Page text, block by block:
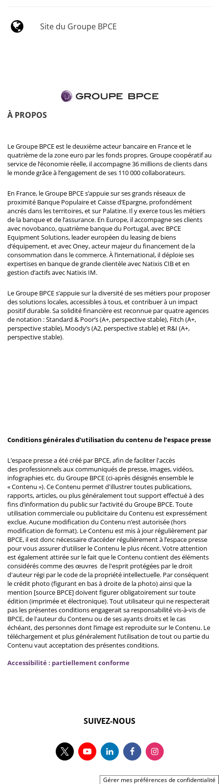
Site du Groupe BPCE
À PROPOS
Le Groupe BPCE est le deuxième acteur bancaire en France et le
quatrième de la zone euro par les fonds propres. Groupe coopératif au
service de l’économie réelle, il accompagne 36 millions de clients dans
le monde grâce à l’engagement de ses 110 000 collaborateurs.
En France, le Groupe BPCE s’appuie sur ses grands réseaux de
proximité Banque Populaire et Caisse d’Epargne, profondément
ancrés dans les territoires, et sur Palatine. Il y exerce tous les métiers
de la banque et de l’assurance. En Europe, il accompagne ses clients
avec novobanco, quatrième banque du Portugal, avec BPCE
Equipment Solutions, leader européen du leasing de biens
d’équipement, et avec Oney, acteur majeur du financement de la
consommation dans le commerce. À l’international, il déploie ses
expertises en banque de grande clientèle avec Natixis CIB et en
gestion d’actifs avec Natixis IM.
Le Groupe BPCE s’appuie sur la diversité de ses métiers pour proposer
des solutions locales, accessibles à tous, et contribuer à un impact
positif durable. Sa solidité financière est reconnue par quatre agences
de notation : Standard & Poor’s (A+, perspective stable), Fitch (A+,
perspective stable), Moody’s (A2, perspective stable) et R&I (A+,
perspective stable).
Conditions générales d'utilisation du contenu de l’espace presse
L’espace presse a été créé par BPCE, afin de faciliter l'accès
des professionnels aux communiqués de presse, images, vidéos,
infographies etc. du Groupe BPCE (ci-après désignés ensemble le
« Contenu »). Ce Contenu permet d'illustrer toutes publications,
rapports, articles, ou plus généralement tout support effectué à des
fins d’information du public sur l’activité du Groupe BPCE. Toute
utilisation commerciale ou publicitaire du Contenu est expressément
exclue. Aucune modification du Contenu n’est autorisée (hors
modification de format). Le Contenu est mis à jour régulièrement par
BPCE, il est donc nécessaire d’accéder régulièrement à l’espace presse
pour vous assurer d’utiliser le Contenu le plus récent. Votre attention
est également attirée sur le fait que le Contenu contient des éléments
considérés comme des œuvres de l'esprit protégées par le droit
d'auteur régi par le code de la propriété intellectuelle. Par conséquent
le crédit photo (figurant en bas à droite de la photo) ainsi que la
mention [source BPCE] doivent figurer obligatoirement sur toute
édition (imprimée et électronique). Tout utilisateur qui ne respecterait
pas les présentes conditions engagerait sa responsabilité vis-à-vis de
BPCE, de l'auteur du Contenu ou de ses ayants droits et le cas
échéant, des personnes dont l’image est reproduite sur le Contenu. Le
téléchargement et plus généralement l’utilisation de tout ou partie du
Contenu vaut acceptation des présentes conditions.
Accessibilité : partiellement conforme
SUIVEZ-NOUS
Gérer mes préférences de confidentialité